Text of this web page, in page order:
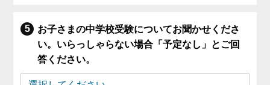
お子さまの中学校受験についてお聞かせくださ
い。いらっしゃらない場合「予定なし」とご回
答ください。